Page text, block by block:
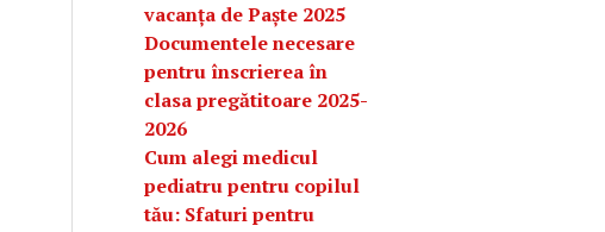
vacanța de Paște 2025
Documentele necesare
pentru înscrierea în
clasa pregătitoare 2025-
2026
Cum alegi medicul
pediatru pentru copilul
tău: Sfaturi pentru